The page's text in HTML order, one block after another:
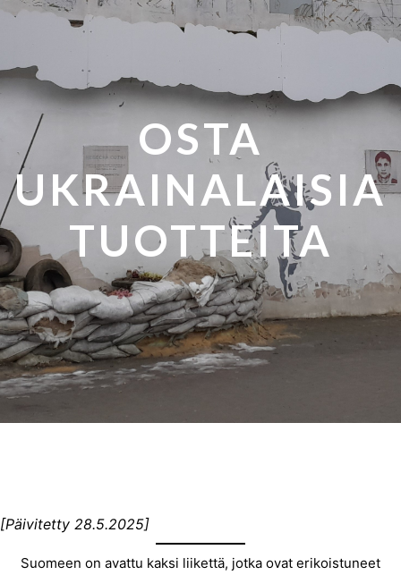
OSTA
UKRAINALAISIA
TUOTTEITA
[Päivitetty 28.5.2025]
Suomeen on avattu kaksi liikettä, jotka ovat erikoistuneet